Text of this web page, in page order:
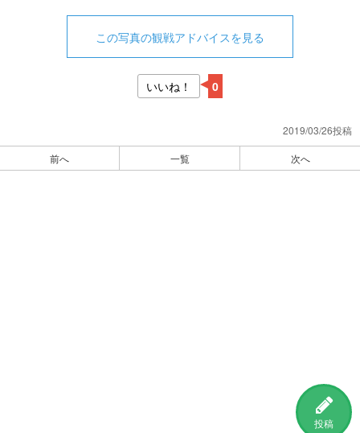
投稿
この写真の観戦アドバイスを見る
いいね！ 0
2019/03/26投稿
前へ 一覧 次へ